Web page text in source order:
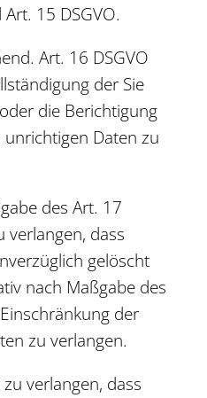
15 DSGVO.
Art. 16 DSGVO
der Sie
die Berichtigung
Daten zu
des Art. 17
verlangen, dass
gelöscht
nach Maßgabe des
der
zu verlangen.
verlangen, dass